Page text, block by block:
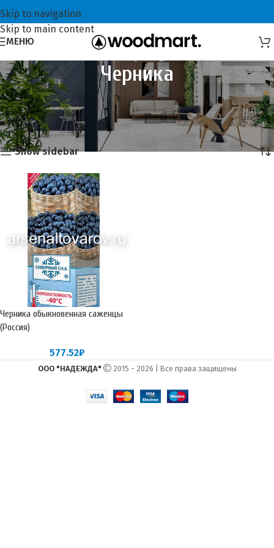
Skip to navigation
Skip to main content
МЕНЮ
Черника
Главная Плодовые кустарники АКЦИЯ! Скидка 25%
Черника
Это единственный товар
Show sidebar
Черника обыкновенная саженцы
(Россия)
577.52₽
ООО "НАДЕЖДА" 2015 - 2026 | Все права защищены